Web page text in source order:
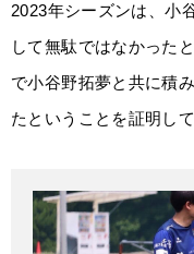
2023年シーズンは、小
して無駄ではなかった
で小谷野拓夢と共に積
たということを証明し